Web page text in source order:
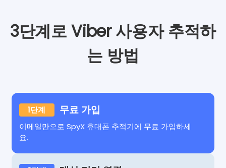
3단계로 Viber 사용자 추적하
는 방법
1단계 무료 가입
이메일만으로 SpyX 휴대폰 추적기에 무료 가입하세
요.